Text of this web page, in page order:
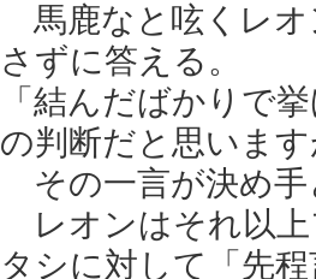
馬鹿なと呟くレオ
さずに答える。
「結んだばかりで
の判断だと思いま
その一言が決め手
レオンはそれ以上
タシに対して「先